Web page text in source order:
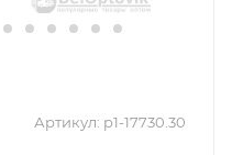
Артикул: p1-17730.30